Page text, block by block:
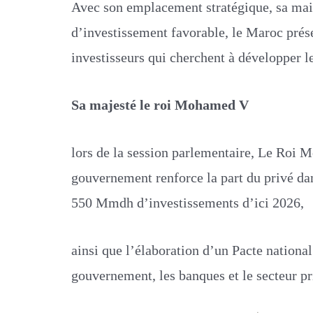
Avec son emplacement stratégique, sa
d’investissement favorable, le Maroc
investisseurs qui cherchent à développer
Sa majesté le roi Mohamed V
lors de la session parlementaire, Le Roi
gouvernement renforce la part du privé
550 Mmdh d’investissements d’ici 2026,
ainsi que l’élaboration d’un Pacte
gouvernement, les banques et le secteur